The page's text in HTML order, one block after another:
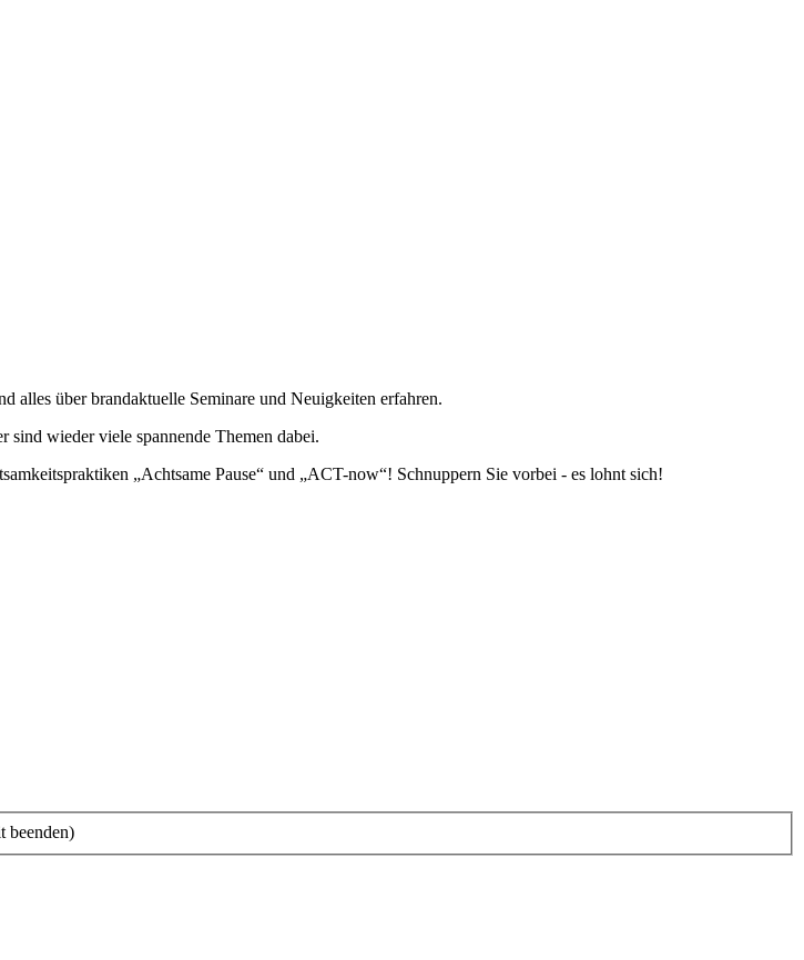
alles über brandaktuelle Seminare und Neuigkeiten erfahren.
sind wieder viele spannende Themen dabei.
„Achtsame Pause“ und „ACT-now“! Schnuppern Sie vorbei - es lohnt sich!
beenden)